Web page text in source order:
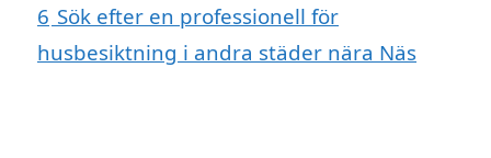
6 Sök efter en professionell för
husbesiktning i andra städer nära Näs